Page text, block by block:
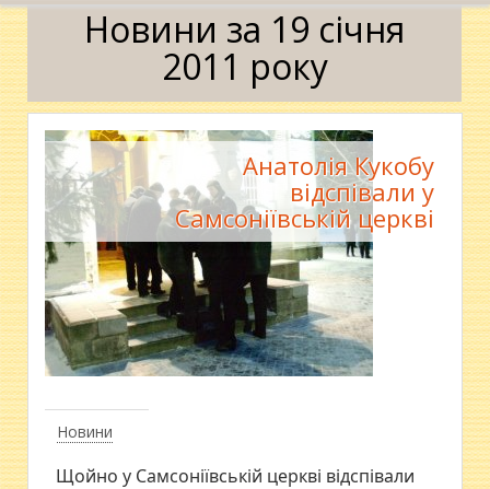
Новини за 19 січня
2011 року
Новини
Анатолія Кукобу
відспівали у
Самсоніївській церкві
Щойно у Самсоніївській церкві відспівали